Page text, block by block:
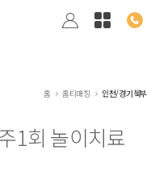
홈 홈티매칭 인천/경기북부
1회 놀이치료